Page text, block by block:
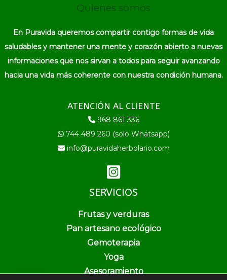
Quienes somos
En Puravida queremos compartir contigo formas de vida
saludables y mantener una mente y corazón abierto a nuevas
informaciones que nos sirvan a todos para seguir avanzando
hacia una vida más coherente con nuestra condición humana.
ATENCIÓN AL CLIENTE
968 861 336
744 489 260 (solo Whatsapp)
info@puravidaherbolario.com
SERVICIOS
Frutas y verduras
Pan artesano ecológico
Gemoterapia
Yoga
Asesoramiento